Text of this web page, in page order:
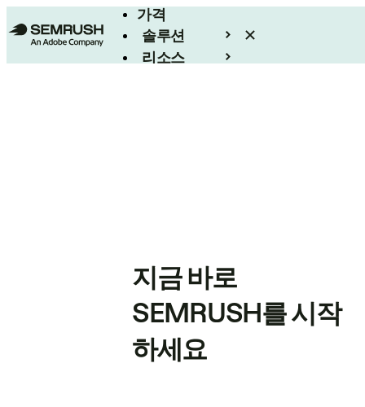
가격
솔루션
리소스
지금 바로
SEMRUSH를 시작
하세요